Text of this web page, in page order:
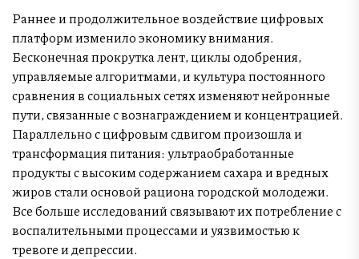
Раннее и продолжительное воздействие цифровых
платформ изменило экономику внимания.
Бесконечная прокрутка лент, циклы одобрения,
управляемые алгоритмами, и культура постоянного
сравнения в социальных сетях изменяют нейронные
пути, связанные с вознаграждением и концентрацией.
Параллельно с цифровым сдвигом произошла и
трансформация питания: ультраобработанные
продукты с высоким содержанием сахара и вредных
жиров стали основой рациона городской молодежи.
Все больше исследований связывают их потребление с
воспалительными процессами и уязвимостью к
тревоге и депрессии.